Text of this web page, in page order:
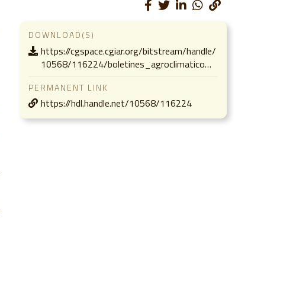
DOWNLOAD(S)
https://cgspace.cgiar.org/bitstream/handle/
10568/116224/boletines_agroclimatico…
PERMANENT LINK
https://hdl.handle.net/10568/116224